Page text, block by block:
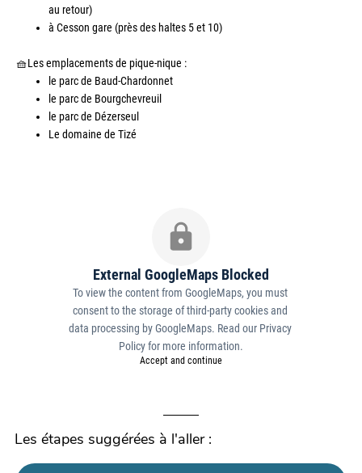
au retour)
à Cesson gare (près des haltes 5 et 10)
🧺Les emplacements de pique-nique :
le parc de Baud-Chardonnet
le parc de Bourgchevreuil
le parc de Dézerseul
Le domaine de Tizé
External GoogleMaps Blocked
To view the content from GoogleMaps, you must
consent to the storage of third-party cookies and
data processing by GoogleMaps. Read our Privacy
Policy for more information.
Accept and continue
Les étapes suggérées à l'aller :